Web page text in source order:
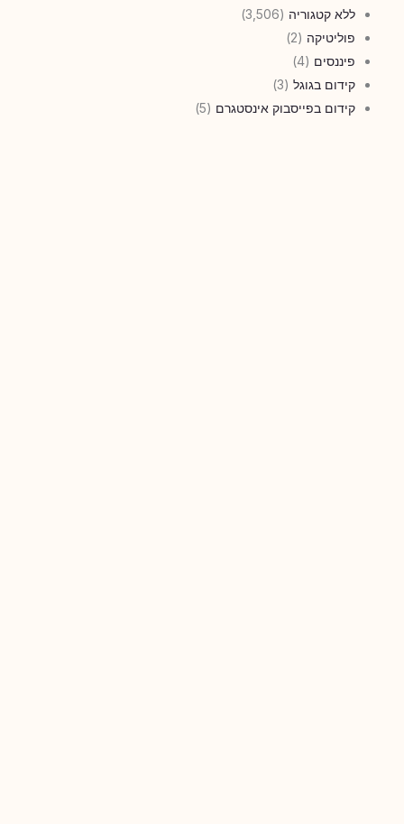
ללא קטגוריה (3,506)
פוליטיקה (2)
פיננסים (4)
קידום בגוגל (3)
קידום בפייסבוק אינסטגרם (5)